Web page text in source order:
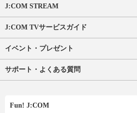
J:COM STREAM
J:COM TVサービスガイド
イベント・プレゼント
サポート・よくある質問
Fun! J:COM